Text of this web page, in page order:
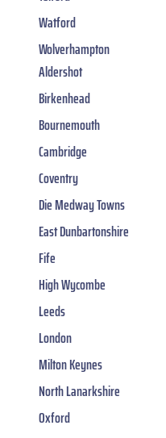
Watford
Wolverhampton
Aldershot
Birkenhead
Bournemouth
Cambridge
Coventry
Die Medway Towns
East Dunbartonshire
Fife
High Wycombe
Leeds
London
Milton Keynes
North Lanarkshire
Oxford